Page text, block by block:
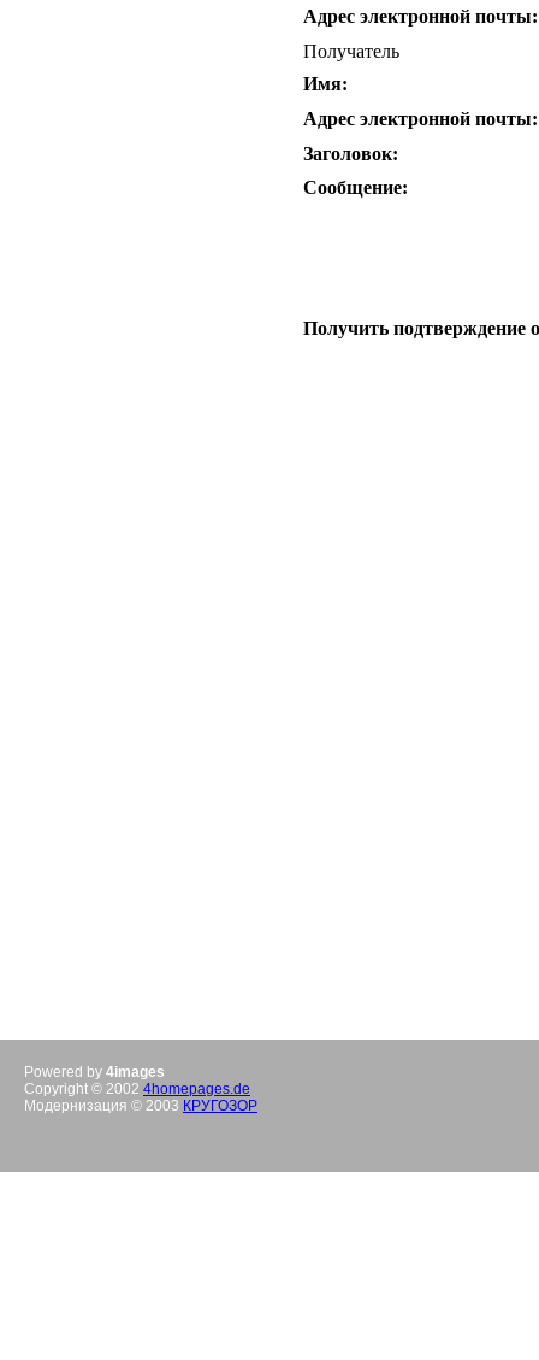
Адрес электронной почты:
Получатель
Имя:
Адрес электронной почты:
Заголовок:
Сообщение:
Получить подтверждение
Powered by 4images
Copyright © 2002 4homepages.de
Модернизация © 2003 КРУГОЗОР